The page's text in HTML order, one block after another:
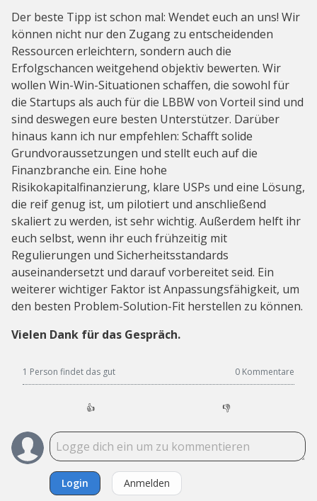
Der beste Tipp ist schon mal: Wendet euch an uns! Wir
können nicht nur den Zugang zu entscheidenden
Ressourcen erleichtern, sondern auch die
Erfolgschancen weitgehend objektiv bewerten. Wir
wollen Win-Win-Situationen schaffen, die sowohl für
die Startups als auch für die LBBW von Vorteil sind und
sind deswegen eure besten Unterstützer. Darüber
hinaus kann ich nur empfehlen: Schafft solide
Grundvoraussetzungen und stellt euch auf die
Finanzbranche ein. Eine hohe
Risikokapitalfinanzierung, klare USPs und eine Lösung,
die reif genug ist, um pilotiert und anschließend
skaliert zu werden, ist sehr wichtig. Außerdem helft ihr
euch selbst, wenn ihr euch frühzeitig mit
Regulierungen und Sicherheitsstandards
auseinandersetzt und darauf vorbereitet seid. Ein
weiterer wichtiger Faktor ist Anpassungsfähigkeit, um
den besten Problem-Solution-Fit herstellen zu können.
Vielen Dank für das Gespräch.
1 Person findet das gut 0 Kommentare
👍 👎
Login Anmelden